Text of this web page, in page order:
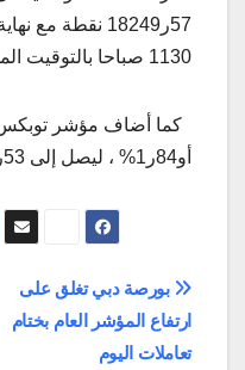
57ر18249 نقطة
1130 صباحا بالتوقيت المحلي (0230 بتوقيت جرينتش) .
أو84ر1% ، ليصل إلى 53ر1349 نقطة.
تصفّح
المقالات
بورصة دبي تغلق على
ارتفاع المؤشر العام بختام
تعاملات اليوم